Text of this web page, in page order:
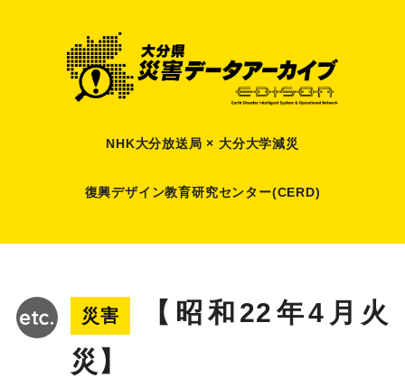
NHK大分放送局 × 大分大学減災
復興デザイン教育研究センター(CERD)
災害
【昭和22年4月火
災】